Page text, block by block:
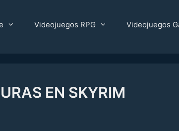
Videojuegos RPG Videojuegos
EN SKYRIM